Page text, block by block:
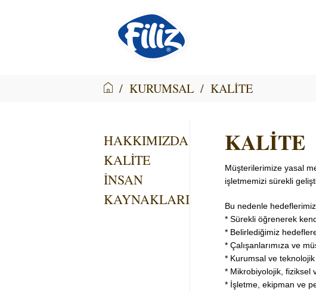
/ KURUMSAL / KALİTE
HAKKIMIZDA
KALİTE
İNSAN
KAYNAKLARI
KALİTE
Müşterilerimize yasal
işletmemizi sürekli
Bu nedenle
* Sürekli öğrenerek
* Belirlediğimiz
* Çalışanlarımıza ve
* Kurumsal ve
* Mikrobiyolojik, fiziksel
* İşletme, ekipman ve